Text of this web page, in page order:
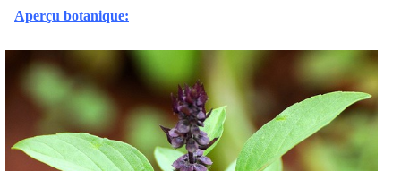
Aperçu botanique: